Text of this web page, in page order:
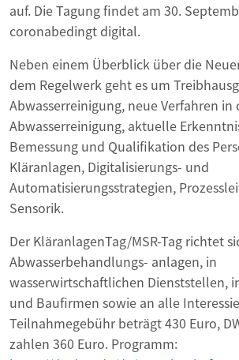
auf. Die Tagung findet am 30.
coronabedingt digital.
Neben einem Überblick über die
dem Regelwerk geht es um
Abwasserreinigung, neue Verfahren
Abwasserreinigung, aktuelle
Bemessung und Qualifikation des
Kläranlagen, Digitalisierungs- und
Automatisierungsstrategien,
Sensorik.
Der KläranlagenTag/MSR-Tag richtet
Abwasserbehandlungs- anlagen, in
wasserwirtschaftlichen Dienststellen,
und Baufirmen sowie an alle
Teilnahmegebühr beträgt 430 Euro,
zahlen 360 Euro. Programm: